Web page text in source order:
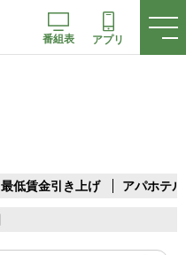
番組表 アプリ
最低賃金引き上げ アパホテル